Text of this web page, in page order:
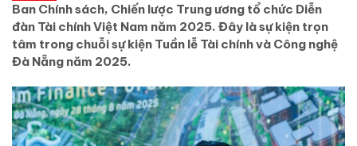
Ban Chính sách, Chiến lược Trung ương tổ chức Diễn
đàn Tài chính Việt Nam năm 2025. Đây là sự kiện trọn
tâm trong chuỗi sự kiện Tuần lễ Tài chính và Công nghệ
Đà Nẵng năm 2025.